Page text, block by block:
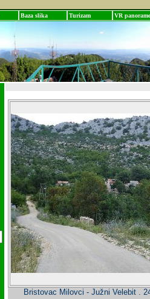
Baza slika Turizam VR panorame
Bristovac Milovci - Južni Velebit .